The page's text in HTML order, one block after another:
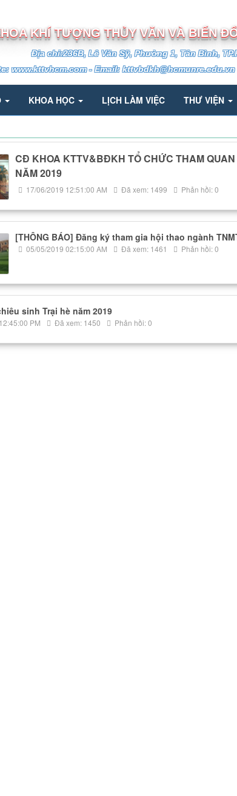
KHÍ TƯỢNG THỦY VĂN VÀ BIẾN
Địa chỉ:236B, Lê Văn Sỹ, Phường 1, Tân Bình,
www.kttvhcm.com - Email: kttvbdkh@hcmunre.edu.vn
KHOA HỌC LỊCH LÀM VIỆC THƯ VIỆN
CĐ KHOA KTTV&BĐKH TỔ CHỨC THAM
NĂM 2019
17/06/2019 12:51:00 AM Đã xem: 1499 Phản hồi: 0
[THÔNG BÁO] Đăng ký tham gia hội thao ngành
05/05/2019 02:15:00 AM Đã xem: 1461 Phản hồi: 0
sinh Trại hè năm 2019
PM Đã xem: 1450 Phản hồi: 0